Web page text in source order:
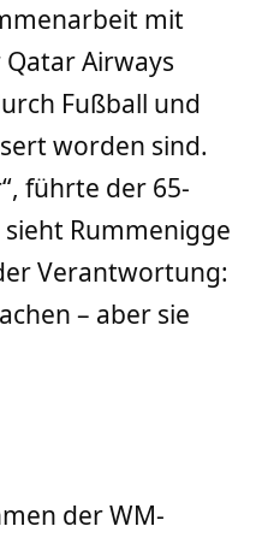
mit
Airways
Fußball und
worden sind.
führte der 65-
sieht Rummenigge
Verantwortung:
– aber sie
der WM-